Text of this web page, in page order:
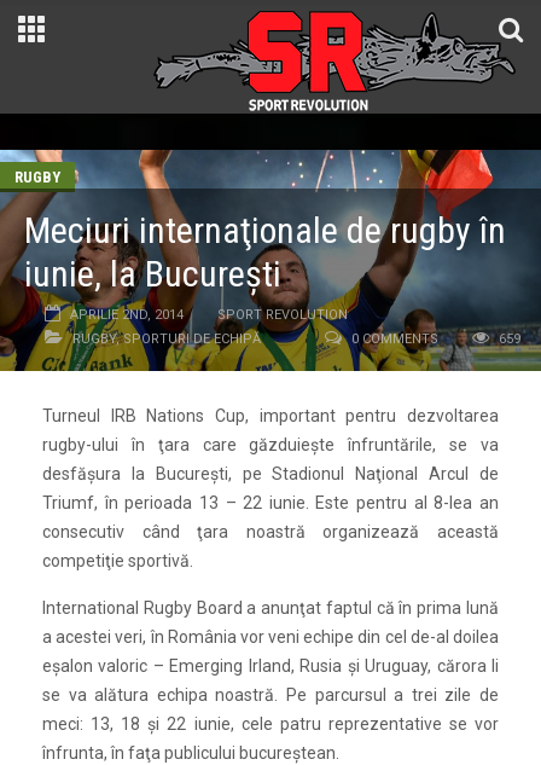
RUGBY
Meciuri internaţionale de rugby în
iunie, la Bucureşti
APRILIE 2ND, 2014
SPORT REVOLUTION
RUGBY,SPORTURI DE ECHIPĂ 0 COMMENTS 659
Turneul IRB Nations Cup, important pentru dezvoltarea
rugby-ului în ţara care găzduieşte înfruntările, se va
desfăşura la Bucureşti, pe Stadionul Naţional Arcul de
Triumf, în perioada 13 – 22 iunie. Este pentru al 8-lea an
consecutiv când ţara noastră organizează această
competiţie sportivă.
International Rugby Board a anunţat faptul că în prima lună
a acestei veri, în România vor veni echipe din cel de-al doilea
eşalon valoric – Emerging Irland, Rusia şi Uruguay, cărora li
se va alătura echipa noastră. Pe parcursul a trei zile de
meci: 13, 18 şi 22 iunie, cele patru reprezentative se vor
înfrunta, în faţa publicului bucureştean.